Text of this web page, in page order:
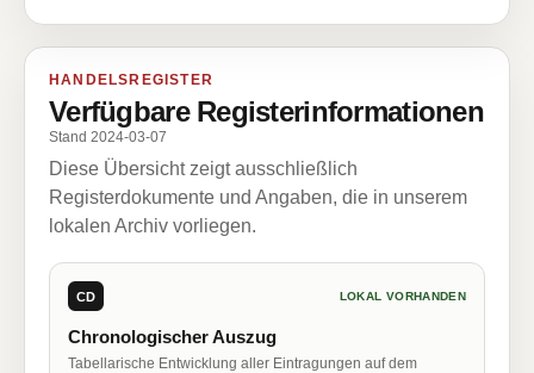
HANDELSREGISTER
Verfügbare Registerinformationen
Stand 2024-03-07
Diese Übersicht zeigt ausschließlich
Registerdokumente und Angaben, die in unserem
lokalen Archiv vorliegen.
CD LOKAL VORHANDEN
Chronologischer Auszug
Tabellarische Entwicklung aller Eintragungen auf dem